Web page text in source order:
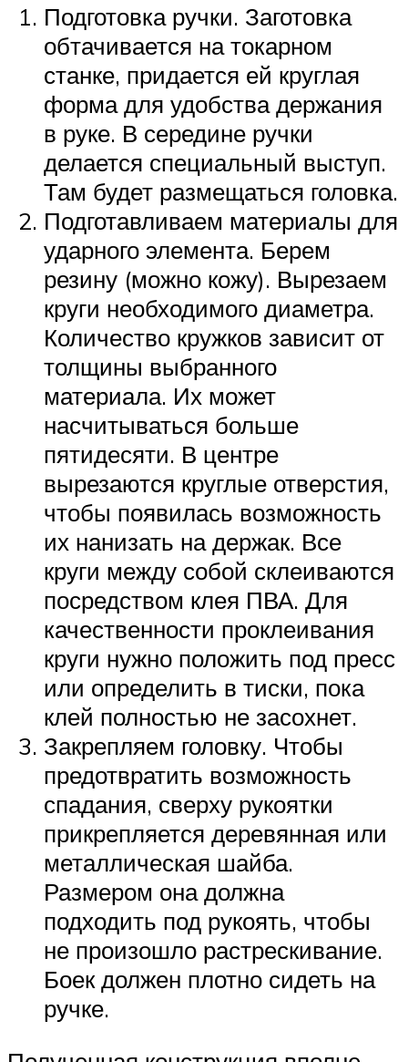
Подготовка ручки. Заготовка
обтачивается на токарном
станке, придается ей круглая
форма для удобства держания
в руке. В середине ручки
делается специальный выступ.
Там будет размещаться головка.
Подготавливаем материалы для
ударного элемента. Берем
резину (можно кожу). Вырезаем
круги необходимого диаметра.
Количество кружков зависит от
толщины выбранного
материала. Их может
насчитываться больше
пятидесяти. В центре
вырезаются круглые отверстия,
чтобы появилась возможность
их нанизать на держак. Все
круги между собой склеиваются
посредством клея ПВА. Для
качественности проклеивания
круги нужно положить под пресс
или определить в тиски, пока
клей полностью не засохнет.
Закрепляем головку. Чтобы
предотвратить возможность
спадания, сверху рукоятки
прикрепляется деревянная или
металлическая шайба.
Размером она должна
подходить под рукоять, чтобы
не произошло растрескивание.
Боек должен плотно сидеть на
ручке.